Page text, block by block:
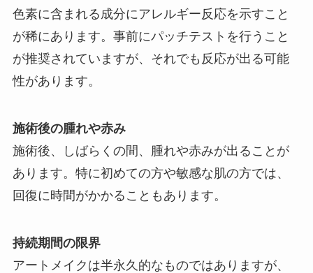
色素に含まれる成分にアレルギー反応を示すこと
が稀にあります。事前にパッチテストを行うこと
が推奨されていますが、それでも反応が出る可能
性があります。
施術後の腫れや赤み
施術後、しばらくの間、腫れや赤みが出ることが
あります。特に初めての方や敏感な肌の方では、
回復に時間がかかることもあります。
持続期間の限界
アートメイクは半永久的なものではありますが、